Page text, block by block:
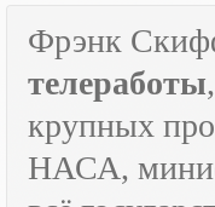
Фрэнк
телеработы
крупных
НАСА,